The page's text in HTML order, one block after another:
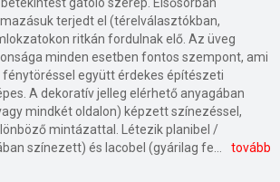
terjedt el (térelválasztókban,
ritkán fordulnak elő. Az üveg
minden esetben fontos szempont, ami
fénytöréssel együtt érdekes építészeti
A dekoratív jelleg elérhető anyagában
mindkét oldalon) képzett színezéssel,
mintázattal. Létezik planibel /
tovább